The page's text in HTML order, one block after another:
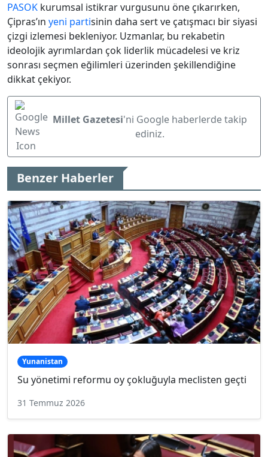
PASOK kurumsal istikrar vurgusunu öne çıkarırken,
Çipras’ın yeni partisinin daha sert ve çatışmacı bir siyasi
çizgi izlemesi bekleniyor. Uzmanlar, bu rekabetin
ideolojik ayrımlardan çok liderlik mücadelesi ve kriz
sonrası seçmen eğilimleri üzerinden şekillendiğine
dikkat çekiyor.
Millet Gazetesi'ni Google haberlerde takip
ediniz.
Benzer Haberler
Yunanistan
Su yönetimi reformu oy çokluğuyla meclisten geçti
31 Temmuz 2026